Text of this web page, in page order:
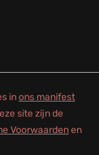
inons manifest
site zijn de
Voorwaardenen